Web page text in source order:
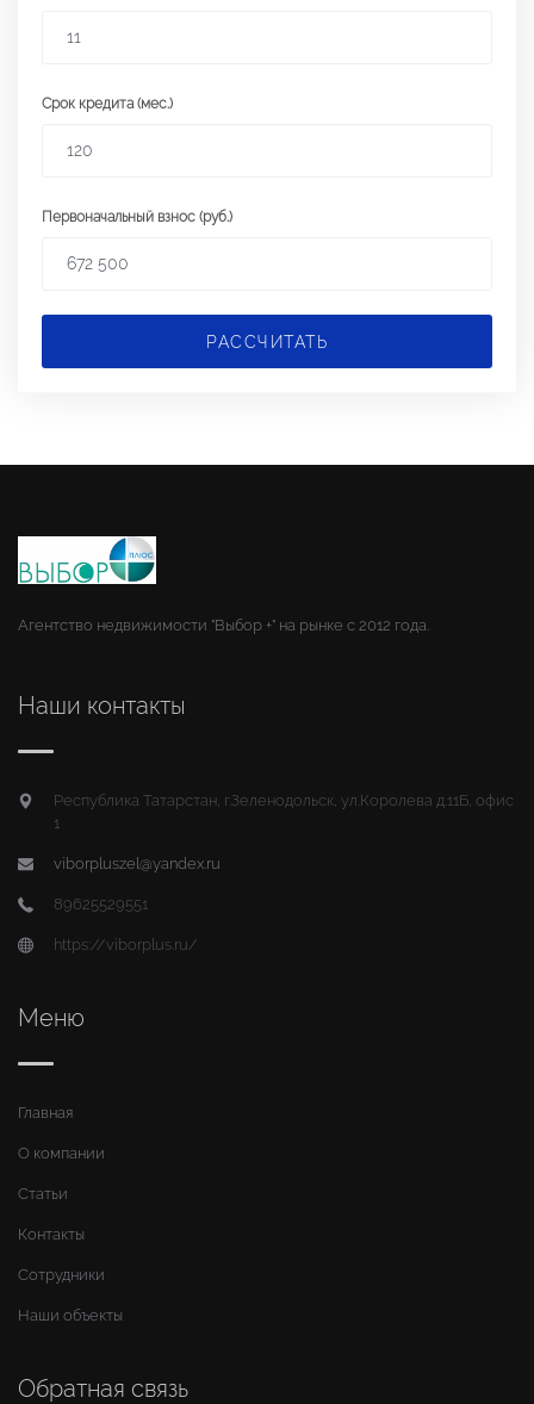
Срок кредита (мес.)
Первоначальный взнос (руб.)
РАССЧИТАТЬ
Агентство недвижимости "Выбор +" на рынке с 2012 года.
Наши контакты
Республика Татарстан, г.Зеленодольск, ул.Королева д.11Б, офис
1
viborpluszel@yandex.ru
89625529551
https://viborplus.ru/
Меню
Главная
О компании
Статьи
Контакты
Сотрудники
Наши объекты
Обратная связь